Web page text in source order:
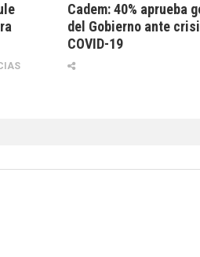
Cadem: 40% aprueba
del Gobierno ante
COVID-19